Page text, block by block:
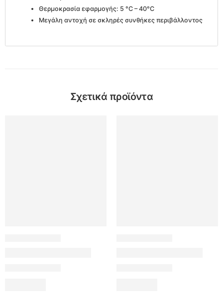
Θερμοκρασία εφαρμογής: 5 °C – 40°C
Μεγάλη αντοχή σε σκληρές συνθήκες περιβάλλοντος
Σχετικά προϊόντα